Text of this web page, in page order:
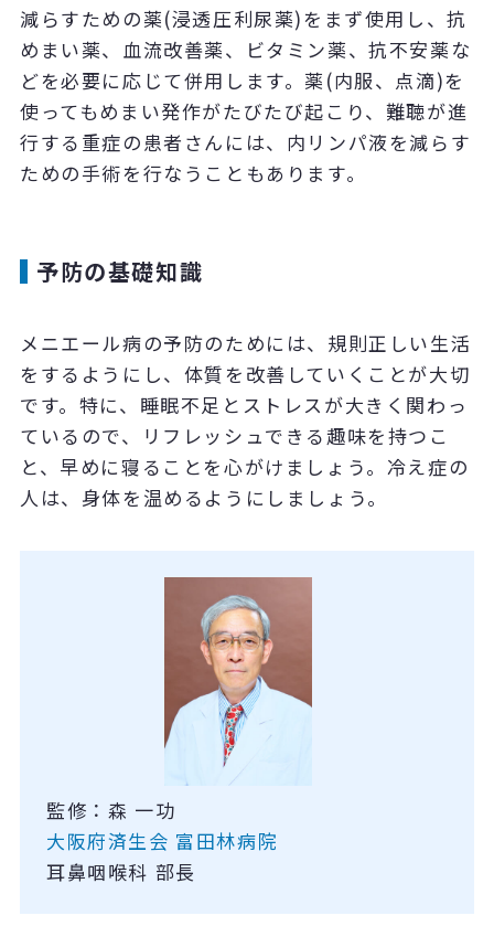
減らすための薬(浸透圧利尿薬)をまず使用し、抗
めまい薬、血流改善薬、ビタミン薬、抗不安薬な
どを必要に応じて併用します。薬(内服、点滴)を
使ってもめまい発作がたびたび起こり、難聴が進
行する重症の患者さんには、内リンパ液を減らす
ための手術を行なうこともあります。
予防の基礎知識
メニエール病の予防のためには、規則正しい生活
をするようにし、体質を改善していくことが大切
です。特に、睡眠不足とストレスが大きく関わっ
ているので、リフレッシュできる趣味を持つこ
と、早めに寝ることを心がけましょう。冷え症の
人は、身体を温めるようにしましょう。
監修：森 一功
大阪府済生会 富田林病院
耳鼻咽喉科 部長